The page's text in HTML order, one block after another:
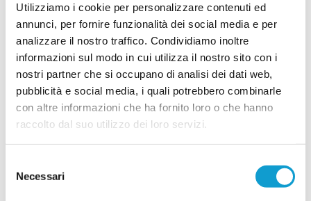
Utilizziamo i cookie per personalizzare contenuti ed
annunci, per fornire funzionalità dei social media e per
analizzare il nostro traffico. Condividiamo inoltre
informazioni sul modo in cui utilizza il nostro sito con i
nostri partner che si occupano di analisi dei dati web,
pubblicità e social media, i quali potrebbero combinarle
con altre informazioni che ha fornito loro o che hanno
raccolto dal suo utilizzo dei loro servizi.
delNecessari
Invia !